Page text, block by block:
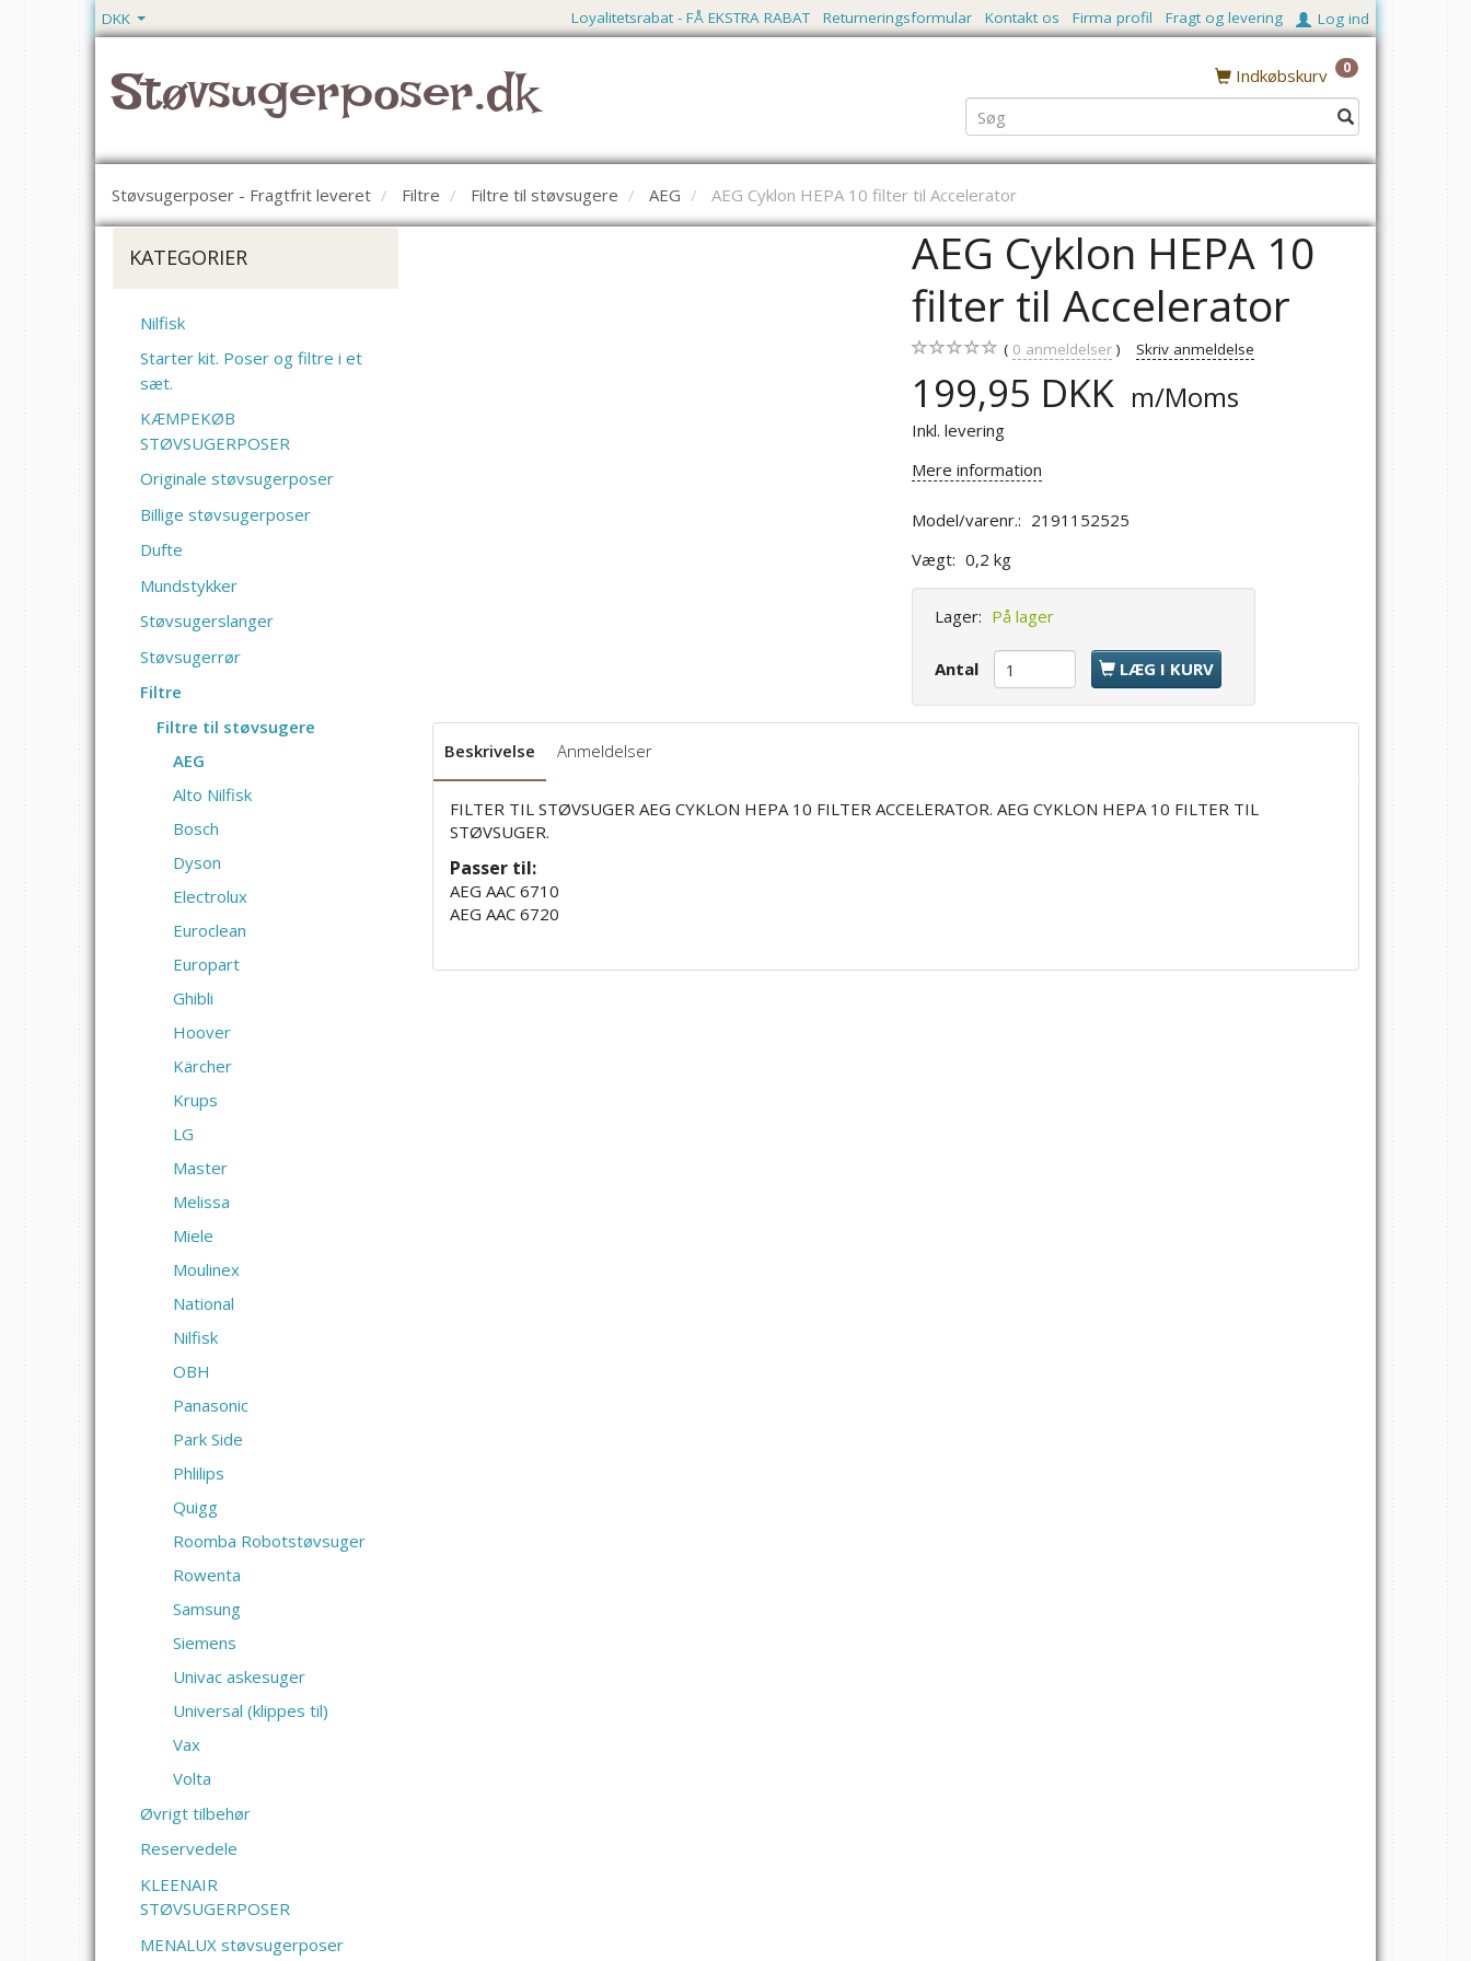
DKK Log ind
Fragt og levering
Firma profil
Kontakt os
Returneringsformular
Loyalitetsrabat - FÅ EKSTRA RABAT
Støvsugerposer.dk Indkøbskurv 0
Støvsugerposer - Fragtfrit leveret Filtre Filtre til støvsugere AEG AEG Cyklon HEPA 10 filter til Accelerator
KATEGORIER
Nilfisk
Starter kit. Poser og filtre i et
sæt.
KÆMPEKØB
STØVSUGERPOSER
Originale støvsugerposer
Billige støvsugerposer
Dufte
Mundstykker
Støvsugerslanger
Støvsugerrør
Filtre
Filtre til støvsugere
AEG
Alto Nilfisk
Bosch
Dyson
Electrolux
Euroclean
Europart
Ghibli
Hoover
Kärcher
Krups
LG
Master
Melissa
Miele
Moulinex
National
Nilfisk
OBH
Panasonic
Park Side
Phlilips
Quigg
Roomba Robotstøvsuger
Rowenta
Samsung
Siemens
Univac askesuger
Universal (klippes til)
Vax
Volta
Øvrigt tilbehør
Reservedele
KLEENAIR
STØVSUGERPOSER
MENALUX støvsugerposer
AEG Cyklon HEPA 10
filter til Accelerator
0 anmeldelser Skriv anmeldelse
199,95 DKK m/Moms
Inkl. levering
Mere information
Model/varenr.: 2191152525
Vægt: 0,2 kg
Lager: På lager
Antal LÆG I KURV
Beskrivelse Anmeldelser
FILTER TIL STØVSUGER AEG CYKLON HEPA 10 FILTER ACCELERATOR. AEG CYKLON HEPA 10 FILTER TIL
STØVSUGER.
Passer til:
AEG AAC 6710
AEG AAC 6720